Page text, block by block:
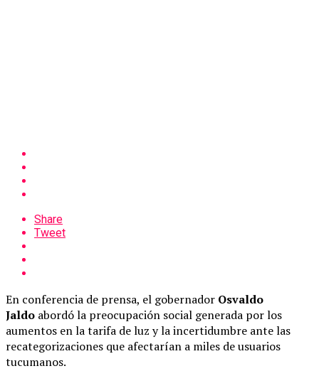
Share
Tweet
En conferencia de prensa, el gobernador Osvaldo
Jaldo abordó la preocupación social generada por los
aumentos en la tarifa de luz y la incertidumbre ante las
recategorizaciones que afectarían a miles de usuarios
tucumanos.